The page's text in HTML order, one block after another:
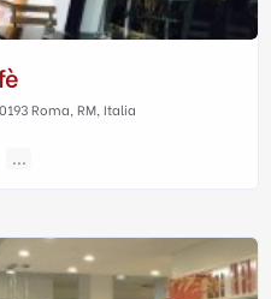
Roma, RM, Italia
...